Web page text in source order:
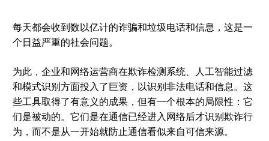
每天都会收到数以亿计的诈骗和垃圾电话和信息，这是一
个日益严重的社会问题。
为此，企业和网络运营商在欺诈检测系统、人工智能过滤
和模式识别方面投入了巨资，以识别非法电话和信息。这
些工具取得了有意义的成果，但有一个根本的局限性：它
们是被动的。它们是在通信已经进入网络后才识别欺诈行
为，而不是从一开始就防止通信看似来自可信来源。